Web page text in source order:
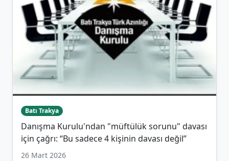
Batı Trakya
Danışma Kurulu'ndan "müftülük sorunu" davası
için çağrı: “Bu sadece 4 kişinin davası değil”
26 Mart 2026